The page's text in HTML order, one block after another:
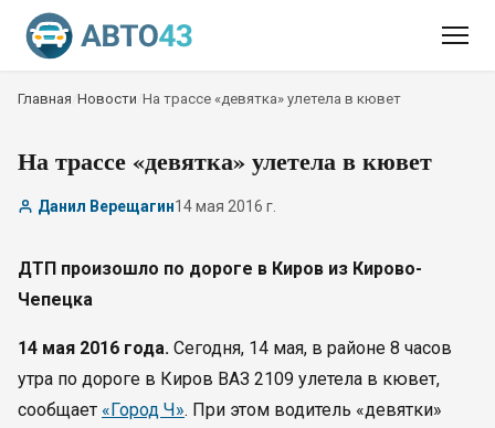
Главная Новости На трассе «девятка» улетела в кювет
На трассе «девятка» улетела в кювет
Данил Верещагин14 мая 2016 г.
ДТП произошло по дороге в Киров из Кирово-
Чепецка
14 мая 2016 года. Сегодня, 14 мая, в районе 8 часов
утра по дороге в Киров ВАЗ 2109 улетела в кювет,
сообщает «Город Ч». При этом водитель «девятки»